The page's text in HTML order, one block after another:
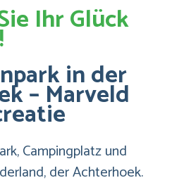
Ihr Glück
in der
– Marveld
Campingplatz und
der Achterhoek.